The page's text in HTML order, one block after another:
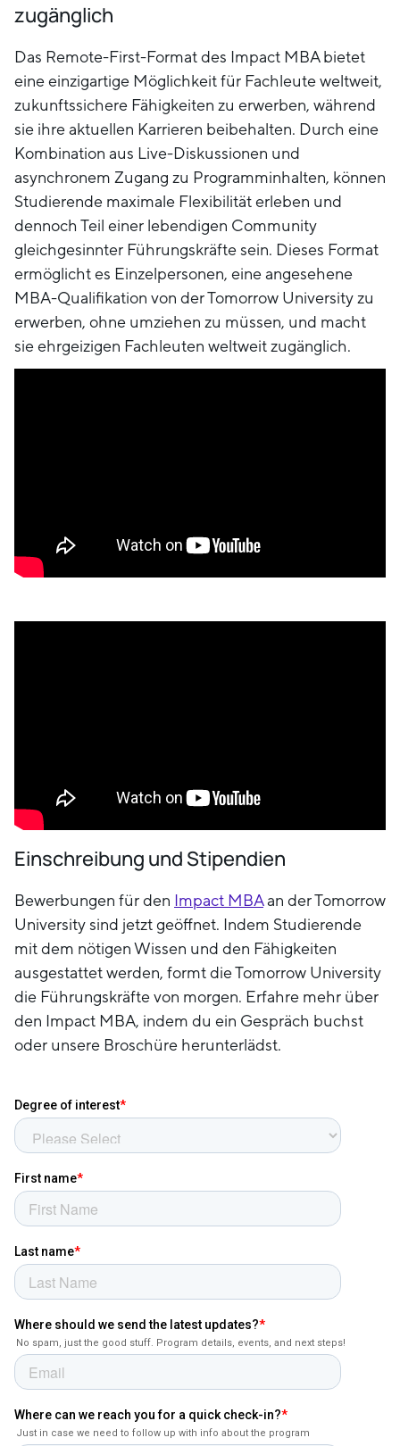
zugänglich
Das Remote-First-Format des Impact MBA bietet
eine einzigartige Möglichkeit für Fachleute weltweit,
zukunftssichere Fähigkeiten zu erwerben, während
sie ihre aktuellen Karrieren beibehalten. Durch eine
Kombination aus Live-Diskussionen und
asynchronem Zugang zu Programminhalten, können
Studierende maximale Flexibilität erleben und
dennoch Teil einer lebendigen Community
gleichgesinnter Führungskräfte sein. Dieses Format
ermöglicht es Einzelpersonen, eine angesehene
MBA-Qualifikation von der Tomorrow University zu
erwerben, ohne umziehen zu müssen, und macht
sie ehrgeizigen Fachleuten weltweit zugänglich.
Einschreibung und Stipendien
Bewerbungen für den Impact MBAan der Tomorrow
University sind jetzt geöffnet. Indem Studierende
mit dem nötigen Wissen und den Fähigkeiten
ausgestattet werden, formt die Tomorrow University
die Führungskräfte von morgen. Erfahre mehr über
den Impact MBA, indem du ein Gespräch buchst
oder unsere Broschüre herunterlädst.